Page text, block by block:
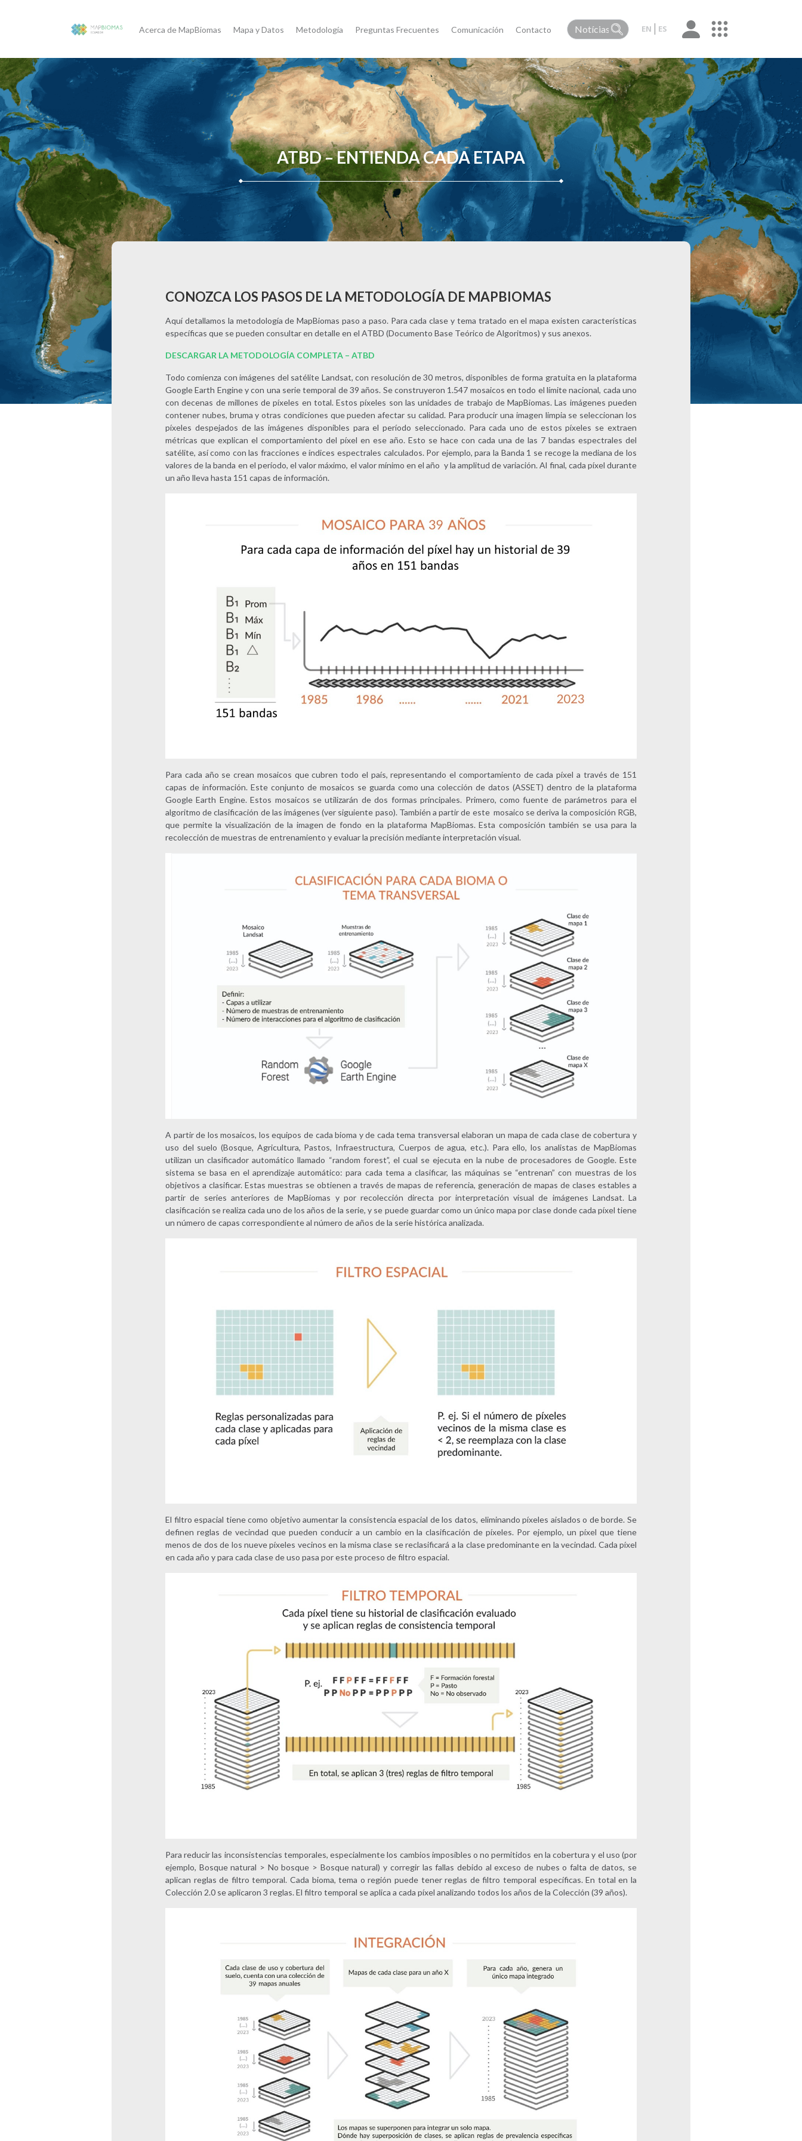
Acerca de MapBiomas Mapa y Datos Metodología Preguntas Frecuentes Comunicación Contacto EN ES
ATBD – ENTIENDA CADA ETAPA
CONOZCA LOS PASOS DE LA METODOLOGÍA DE MAPBIOMAS
Aquí detallamos la metodología de MapBiomas paso a paso. Para cada clase y tema tratado en el mapa existen características
específicas que se pueden consultar en detalle en el ATBD (Documento Base Teórico de Algoritmos) y sus anexos.
DESCARGAR LA METODOLOGÍA COMPLETA – ATBD
Todo comienza con imágenes del satélite Landsat, con resolución de 30 metros, disponibles de forma gratuita en la plataforma
Google Earth Engine y con una serie temporal de 39 años. Se construyeron 1.547 mosaicos en todo el límite nacional, cada uno
con decenas de millones de píxeles en total. Estos píxeles son las unidades de trabajo de MapBiomas. Las imágenes pueden
contener nubes, bruma y otras condiciones que pueden afectar su calidad. Para producir una imagen limpia se seleccionan los
píxeles despejados de las imágenes disponibles para el período seleccionado. Para cada uno de estos píxeles se extraen
métricas que explican el comportamiento del píxel en ese año. Esto se hace con cada una de las 7 bandas espectrales del
satélite, así como con las fracciones e índices espectrales calculados. Por ejemplo, para la Banda 1 se recoge la mediana de los
valores de la banda en el período, el valor máximo, el valor mínimo en el año y la amplitud de variación. Al final, cada píxel durante
un año lleva hasta 151 capas de información.
Para cada año se crean mosaicos que cubren todo el país, representando el comportamiento de cada píxel a través de 151
capas de información. Este conjunto de mosaicos se guarda como una colección de datos (ASSET) dentro de la plataforma
Google Earth Engine. Estos mosaicos se utilizarán de dos formas principales. Primero, como fuente de parámetros para el
algoritmo de clasificación de las imágenes (ver siguiente paso). También a partir de este mosaico se deriva la composición RGB,
que permite la visualización de la imagen de fondo en la plataforma MapBiomas. Esta composición también se usa para la
recolección de muestras de entrenamiento y evaluar la precisión mediante interpretación visual.
A partir de los mosaicos, los equipos de cada bioma y de cada tema transversal elaboran un mapa de cada clase de cobertura y
uso del suelo (Bosque, Agricultura, Pastos, Infraestructura, Cuerpos de agua, etc.). Para ello, los analistas de MapBiomas
utilizan un clasificador automático llamado “random forest”, el cual se ejecuta en la nube de procesadores de Google. Este
sistema se basa en el aprendizaje automático: para cada tema a clasificar, las máquinas se “entrenan” con muestras de los
objetivos a clasificar. Estas muestras se obtienen a través de mapas de referencia, generación de mapas de clases estables a
partir de series anteriores de MapBiomas y por recolección directa por interpretación visual de imágenes Landsat. La
clasificación se realiza cada uno de los años de la serie, y se puede guardar como un único mapa por clase donde cada píxel tiene
un número de capas correspondiente al número de años de la serie histórica analizada.
El filtro espacial tiene como objetivo aumentar la consistencia espacial de los datos, eliminando píxeles aislados o de borde. Se
definen reglas de vecindad que pueden conducir a un cambio en la clasificación de píxeles. Por ejemplo, un píxel que tiene
menos de dos de los nueve píxeles vecinos en la misma clase se reclasificará a la clase predominante en la vecindad. Cada píxel
en cada año y para cada clase de uso pasa por este proceso de filtro espacial.
Para reducir las inconsistencias temporales, especialmente los cambios imposibles o no permitidos en la cobertura y el uso (por
ejemplo, Bosque natural > No bosque > Bosque natural) y corregir las fallas debido al exceso de nubes o falta de datos, se
aplican reglas de filtro temporal. Cada bioma, tema o región puede tener reglas de filtro temporal específicas. En total en la
Colección 2.0 se aplicaron 3 reglas. El filtro temporal se aplica a cada píxel analizando todos los años de la Colección (39 años).